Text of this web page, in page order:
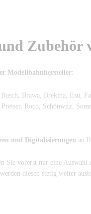
Zubehör
Modellbahnhersteller:
Brawa, Brekina, Esu,
Roco, Schönwitz,
und Digitalisierungen an
Sie vorerst nur eine
diesen stetig weiter